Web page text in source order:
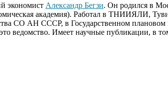
экономист Александр Бегзи. Он родился в
академия). Работал в ТНИИЯЛИ,
СО АН СССР, в Государственном
ведомство. Имеет научные публикации, в